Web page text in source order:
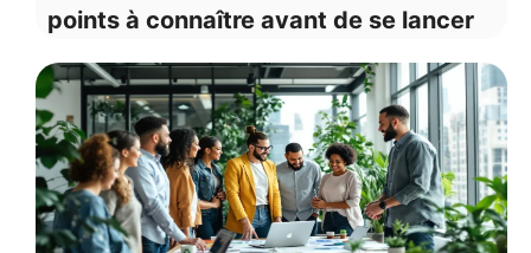
points à connaître avant de se lancer